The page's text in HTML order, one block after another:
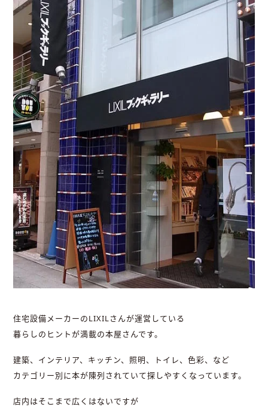
住宅設備メーカーのLIXILさんが運営している
暮らしのヒントが満載の本屋さんです。
建築、インテリア、キッチン、照明、トイレ、色彩、など
カテゴリー別に本が陳列されていて探しやすくなっています。
店内はそこまで広くはないですが